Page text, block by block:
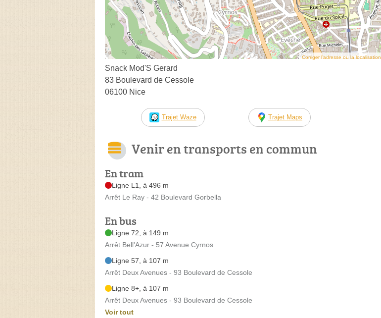
Corriger l’adresse ou la localisation
Snack Mod'S Gerard
83 Boulevard de Cessole
06100 Nice
Trajet Waze Trajet Maps
Venir en transports en commun
En tram
Ligne L1, à 496 m
Arrêt Le Ray - 42 Boulevard Gorbella
En bus
Ligne 72, à 149 m
Arrêt Bell'Azur - 57 Avenue Cyrnos
Ligne 57, à 107 m
Arrêt Deux Avenues - 93 Boulevard de Cessole
Ligne 8+, à 107 m
Arrêt Deux Avenues - 93 Boulevard de Cessole
Voir tout